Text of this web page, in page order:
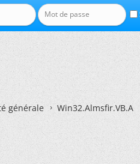
générale Win32.Almsfir.VB.A